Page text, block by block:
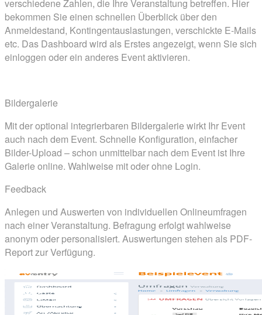
verschiedene Zahlen, die Ihre Veranstaltung betreffen. Hier
bekommen Sie einen schnellen Überblick über den
Anmeldestand, Kontingentauslastungen, verschickte E-Mails
etc. Das Dashboard wird als Erstes angezeigt, wenn Sie sich
einloggen oder ein anderes Event aktivieren.
Bildergalerie
Mit der optional integrierbaren Bildergalerie wirkt Ihr Event
auch nach dem Event. Schnelle Konfiguration, einfacher
Bilder-Upload – schon unmittelbar nach dem Event ist Ihre
Galerie online. Wahlweise mit oder ohne Login.
Feedback
Anlegen und Auswerten von individuellen Onlineumfragen
nach einer Veranstaltung. Befragung erfolgt wahlweise
anonym oder personalisiert. Auswertungen stehen als PDF-
Report zur Verfügung.